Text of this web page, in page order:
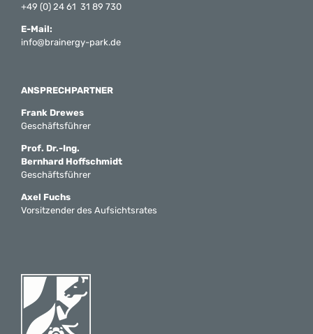
+49 (0) 24 61 31 89 730
E-Mail:
info@brainergy-park.de
ANSPRECHPARTNER
Frank Drewes
Geschäftsführer
Prof. Dr.-Ing.
Bernhard Hoffschmidt
Geschäftsführer
Axel Fuchs
Vorsitzender des Aufsichtsrates